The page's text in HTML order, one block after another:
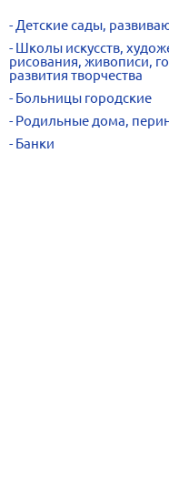
Детские сады,
Школы искусств,
рисования, живописи,
развития творчества
Больницы городские
Родильные дома,
Банки